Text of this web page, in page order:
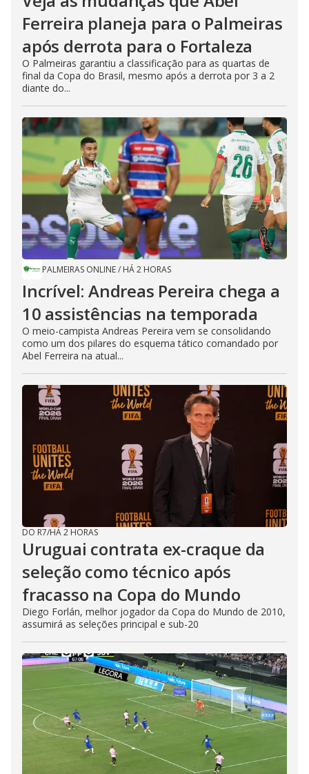
Ferreira planeja para o Palmeiras
após derrota para o Fortaleza
O Palmeiras garantiu a classificação para as quartas de
final da Copa do Brasil, mesmo após a derrota por 3 a 2
diante do...
PALMEIRAS ONLINE/ HÁ 2 HORAS
Incrível: Andreas Pereira chega a
10 assistências na temporada
O meio-campista Andreas Pereira vem se consolidando
como um dos pilares do esquema tático comandado por
Abel Ferreira na atual...
DO R7/HÁ 2 HORAS
Uruguai contrata ex-craque da
seleção como técnico após
fracasso na Copa do Mundo
Diego Forlán, melhor jogador da Copa do Mundo de 2010,
assumirá as seleções principal e sub-20